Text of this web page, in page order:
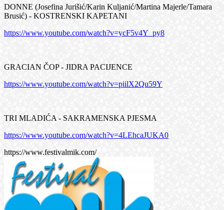
DONNE (Josefina Jurišić/Karin Kuljanić/Martina Majerle/Tamara
Brusić) - KOSTRENSKI KAPETANI
https://www.youtube.com/watch?v=ycF5v4Y_py8
GRACIAN ČOP - JIDRA PACIJENCE
https://www.youtube.com/watch?v=piilX2Qu59Y
TRI MLADIĆA - SAKRAMENSKA PJESMA
https://www.youtube.com/watch?v=4LEhcaJUKA0
https://www.festivalmik.com/